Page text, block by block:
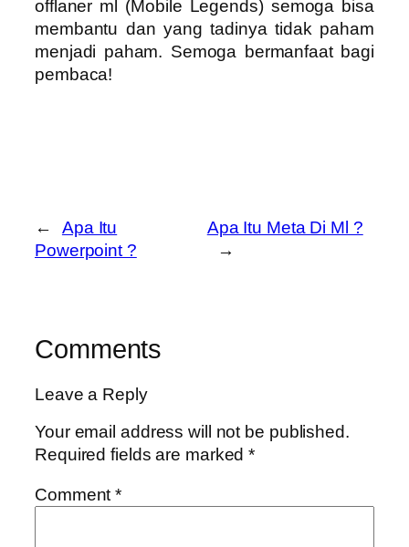
offlaner ml (Mobile Legends) semoga bisa
membantu dan yang tadinya tidak paham
menjadi paham. Semoga bermanfaat bagi
pembaca!
←
Apa Itu
Powerpoint ?
Apa Itu Meta Di Ml ?
→
Comments
Leave a Reply
Your email address will not be published.
Required fields are marked*
Comment*